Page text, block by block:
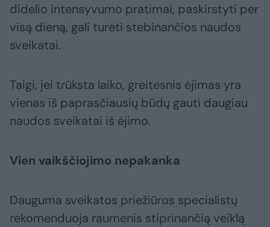
didelio intensyvumo pratimai, paskirstyti per
visą dieną, gali turėti stebinančios naudos
sveikatai.
Taigi, jei trūksta laiko, greitesnis ėjimas yra
vienas iš paprasčiausių būdų gauti daugiau
naudos sveikatai iš ėjimo.
Vien vaikščiojimo nepakanka
Dauguma sveikatos priežiūros specialistų
rekomenduoja raumenis stiprinančią veiklą